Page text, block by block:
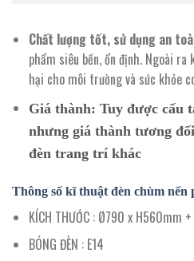
Chất lượng tốt, sử dụng an
phẩm siêu bền, ổn định. Ngoài
hại cho môi trường và sức khỏe
Giá thành: Tuy được cấu
nhưng giá thành tương
đèn trang trí khác
Thông số kĩ thuật đèn chùm nến
KÍCH THƯỚC : Ø790 x H560mm
BÓNG ĐÈN : E14